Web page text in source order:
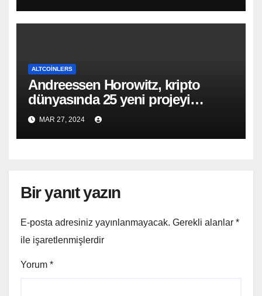
ALTCOINLERS
Andreessen Horowitz, kripto
dünyasında 25 yeni projeyi
destekliyor!
MAR 27, 2024
Bir yanıt yazın
E-posta adresiniz yayınlanmayacak. Gerekli alanlar *
ile işaretlenmişlerdir
Yorum *